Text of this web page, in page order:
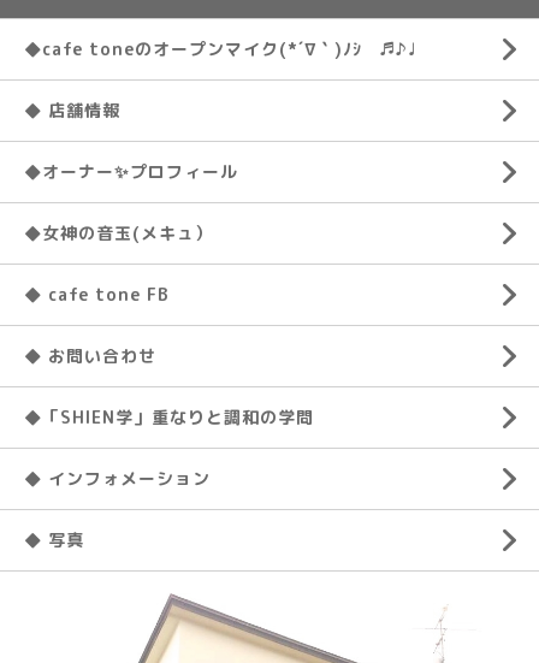
◆cafe toneのオープンマイク(*´∇｀)ﾉｼ ♬♪♩
◆ 店舗情報
◆オーナー✨プロフィール
◆女神の音玉(メキュ）
◆ cafe tone FB
◆ お問い合わせ
◆「SHIEN学」重なりと調和の学問
◆ インフォメーション
◆ 写真